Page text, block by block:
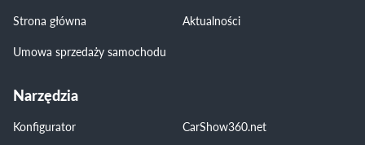
Strona główna
Aktualności
Umowa sprzedaży samochodu
Narzędzia
Konfigurator
CarShow360.net